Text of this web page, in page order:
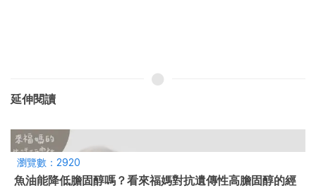
延伸閱讀
瀏覽數：2920
魚油能降低膽固醇嗎？看來福媽對抗遺傳性高膽固醇的經